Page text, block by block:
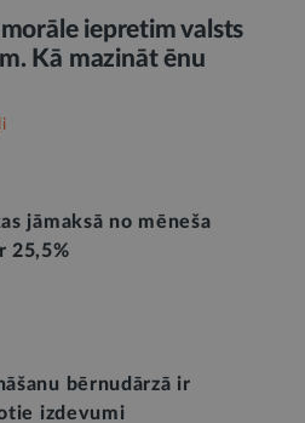
iepretim valsts
Kā mazināt ēnu
jāmaksā no mēneša
25,5%
bērnudārzā ir
izdevumi